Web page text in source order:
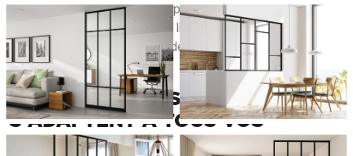
salle de bain semi-ouverte et pleine de cachet sur une
chambre parentale... Donnez libre cours à votre créativité
et imaginez les espaces afin de vous sentir encore mieux
chez vous !
LES VERRIÈRES SUR MESURE
S'ADAPTENT À TOUS VOS
BESOINS